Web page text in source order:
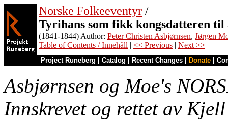
Norske Folkeeventyr /
Tyrihans som fikk kongsdatteren til
(1841-1844) Author: Peter Christen Asbjørnsen, Jørgen
Table of Contents / Innehåll | << Previous | Next >>
Project Runeberg Catalog Recent Changes Donate
Asbjørnsen og Moe's
Innskrevet og rettet av